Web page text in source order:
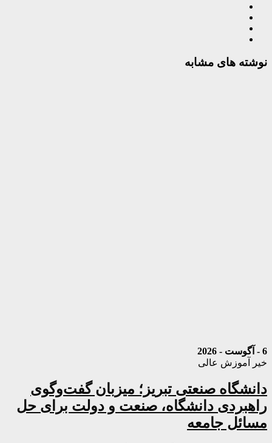
نوشته های مشابه
6 - آگوست - 2026
خیر آموزش عالی
دانشگاه صنعتی تبریز؛ میزبان گفت‌وگوی
راهبردی دانشگاه، صنعت و دولت برای حل
مسائل جامعه